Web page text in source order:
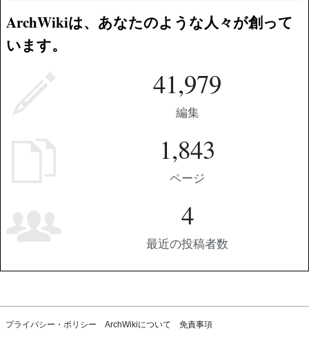
ArchWikiは、あなたのような人々が創って
います。
41,979
編集
1,843
ページ
4
最近の投稿者数
プライバシー・ポリシー ArchWikiについて 免責事項